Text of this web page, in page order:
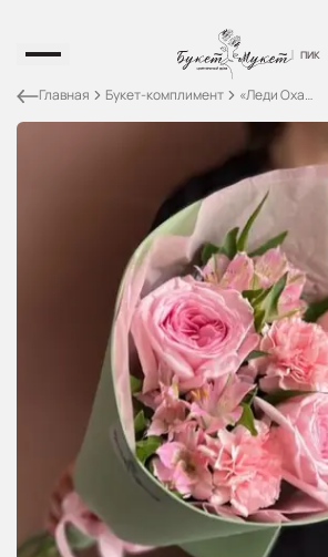
ПИК
Контакты
Вход / Регистрация
Поиск
Главная Букет-комплимент «Леди Охара» ПИК